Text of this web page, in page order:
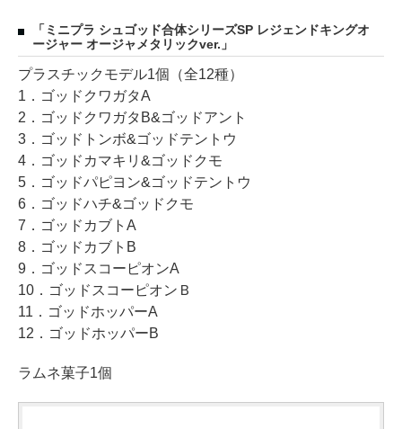
「ミニプラ シュゴッド合体シリーズSP レジェンドキングオ
ージャー オージャメタリックver.」
プラスチックモデル1個（全12種）
1．ゴッドクワガタA
2．ゴッドクワガタB&ゴッドアント
3．ゴッドトンボ&ゴッドテントウ
4．ゴッドカマキリ&ゴッドクモ
5．ゴッドパピヨン&ゴッドテントウ
6．ゴッドハチ&ゴッドクモ
7．ゴッドカブトA
8．ゴッドカブトB
9．ゴッドスコーピオンA
10．ゴッドスコーピオンＢ
11．ゴッドホッパーA
12．ゴッドホッパーB
ラムネ菓子1個